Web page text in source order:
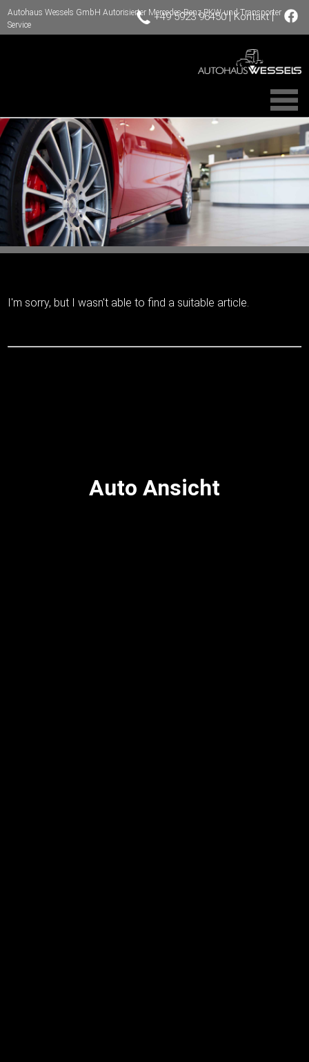
Autohaus Wessels GmbH Autorisierter Mercedes-Benz PKW und Transporter
Service
+49 5923 96450|Kontakt|
I'm sorry, but I wasn't able to find a suitable article.
Auto Ansicht